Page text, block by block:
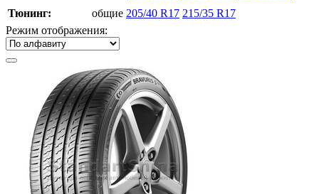
Тюнинг:
общие 205/40 R17 215/35 R17
Режим отображения: